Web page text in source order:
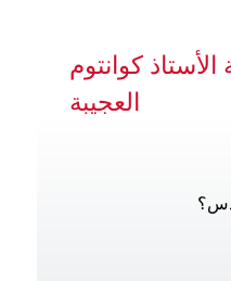
الأستاذ كوانتوم
العجيبة